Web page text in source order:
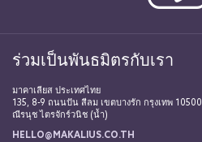
ร่วมเป็นพันธมิตรกับเรา
มาคาเลียส ประเทศไทย
135, 8-9 ถนนปัน สีลม เขตบางรัก กรุงเทพ 10500
ณีรนุช ไตรจักร์วนิช (น้ำ)
HELLO@MAKALIUS.CO.TH